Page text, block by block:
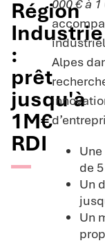
Région
Industrie
:
prêt
jusqu'à
1M€
RDI
000 € à
Alpes
de
Un
Un